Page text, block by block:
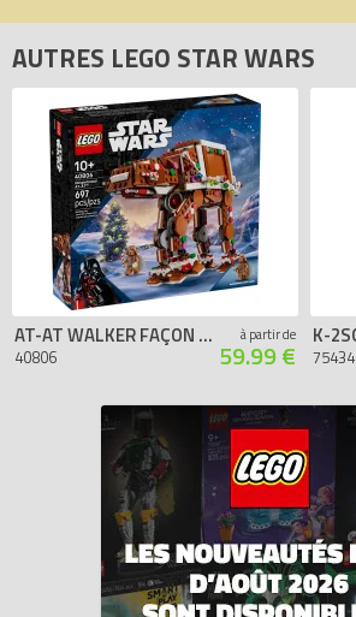
AUTRES LEGO STAR WARS
AT-AT WALKER FAÇON PAIN D’ÉPICES
40806
à partir de
59.99 € 75434